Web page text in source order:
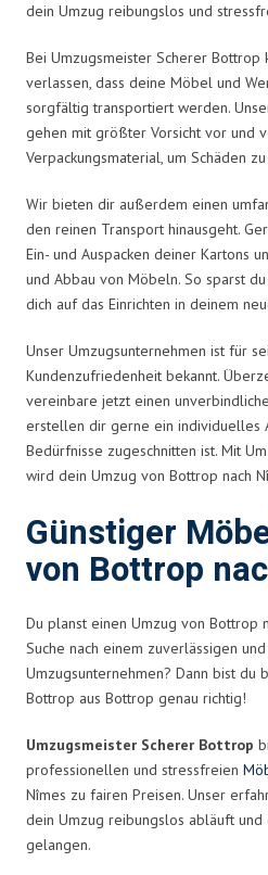
dein Umzug reibungslos und
Bei Umzugsmeister Scherer Bottrop
verlassen, dass deine Möbel und
sorgfältig transportiert werden.
gehen mit größter Vorsicht vor und
Verpackungsmaterial, um Schäden
Wir bieten dir außerdem einen
den reinen Transport hinausgeht.
Ein- und Auspacken deiner Kartons
und Abbau von Möbeln. So sparst
dich auf das Einrichten in deinem
Unser Umzugsunternehmen ist für
Kundenzufriedenheit bekannt.
vereinbare jetzt einen
erstellen dir gerne ein individuelles
Bedürfnisse zugeschnitten ist. Mit
wird dein Umzug von Bottrop nach
Günstiger
von Bottrop
Du planst einen Umzug von Bottrop
Suche nach einem zuverlässigen
Umzugsunternehmen? Dann bist du
Bottrop aus Bottrop genau richtig!
Umzugsmeister Scherer Bottrop
professionellen und stressfreien
Nîmes zu fairen Preisen. Unser
dein Umzug reibungslos abläuft
gelangen.